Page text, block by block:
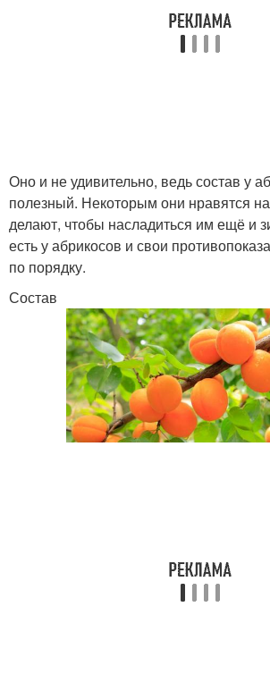
Оно и не удивительно, ведь состав у
полезный. Некоторым они нравятся
делают, чтобы насладиться им ещё и
есть у абрикосов и свои
по порядку.
Состав